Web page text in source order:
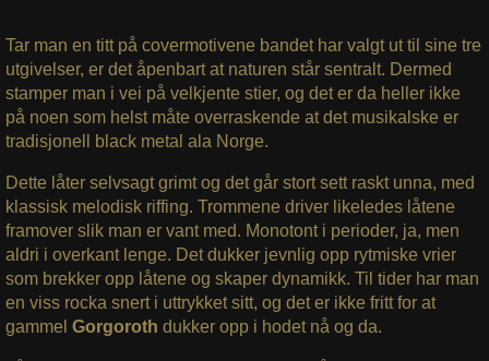
Tar man en titt på covermotivene bandet har valgt ut til sine tre
utgivelser, er det åpenbart at naturen står sentralt. Dermed
stamper man i vei på velkjente stier, og det er da heller ikke
på noen som helst måte overraskende at det musikalske er
tradisjonell black metal ala Norge.
Dette låter selvsagt grimt og det går stort sett raskt unna, med
klassisk melodisk riffing. Trommene driver likeledes låtene
framover slik man er vant med. Monotont i perioder, ja, men
aldri i overkant lenge. Det dukker jevnlig opp rytmiske vrier
som brekker opp låtene og skaper dynamikk. Til tider har man
en viss rocka snert i uttrykket sitt, og det er ikke fritt for at
gammel Gorgoroth dukker opp i hodet nå og da.